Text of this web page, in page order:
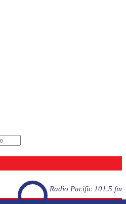
Radio Pacific 101.5 fm